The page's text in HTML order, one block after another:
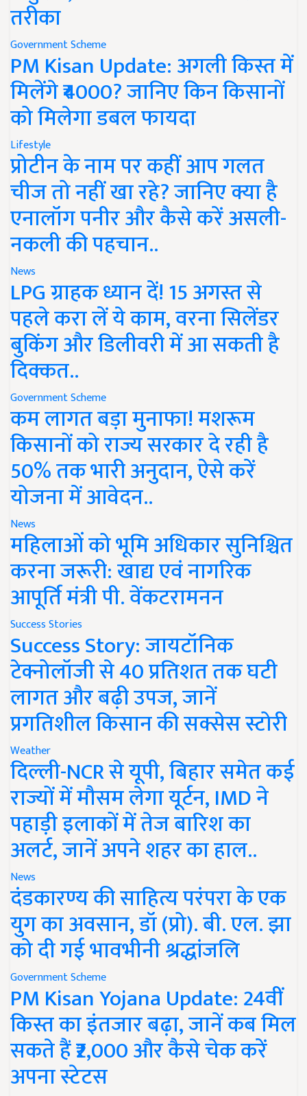
तरीका
Government Scheme
PM Kisan Update: अगली किस्त में
मिलेंगे ₹4000? जानिए किन किसानों
को मिलेगा डबल फायदा
Lifestyle
प्रोटीन के नाम पर कहीं आप गलत
चीज तो नहीं खा रहे? जानिए क्या है
एनालॉग पनीर और कैसे करें असली-
नकली की पहचान..
News
LPG ग्राहक ध्यान दें! 15 अगस्त से
पहले करा लें ये काम, वरना सिलेंडर
बुकिंग और डिलीवरी में आ सकती है
दिक्कत..
Government Scheme
कम लागत बड़ा मुनाफा! मशरूम
किसानों को राज्य सरकार दे रही है
50% तक भारी अनुदान, ऐसे करें
योजना में आवेदन..
News
महिलाओं को भूमि अधिकार सुनिश्चित
करना जरूरी: खाद्य एवं नागरिक
आपूर्ति मंत्री पी. वेंकटरामनन
Success Stories
Success Story: जायटॉनिक
टेक्नोलॉजी से 40 प्रतिशत तक घटी
लागत और बढ़ी उपज, जानें
प्रगतिशील किसान की सक्सेस स्टोरी
Weather
दिल्ली-NCR से यूपी, बिहार समेत कई
राज्यों में मौसम लेगा यूर्टन, IMD ने
पहाड़ी इलाकों में तेज बारिश का
अलर्ट, जानें अपने शहर का हाल..
News
दंडकारण्य की साहित्य परंपरा के एक
युग का अवसान, डॉ (प्रो). बी. एल. झा
को दी गई भावभीनी श्रद्धांजलि
Government Scheme
PM Kisan Yojana Update: 24वीं
किस्त का इंतजार बढ़ा, जानें कब मिल
सकते हैं ₹2,000 और कैसे चेक करें
अपना स्टेटस